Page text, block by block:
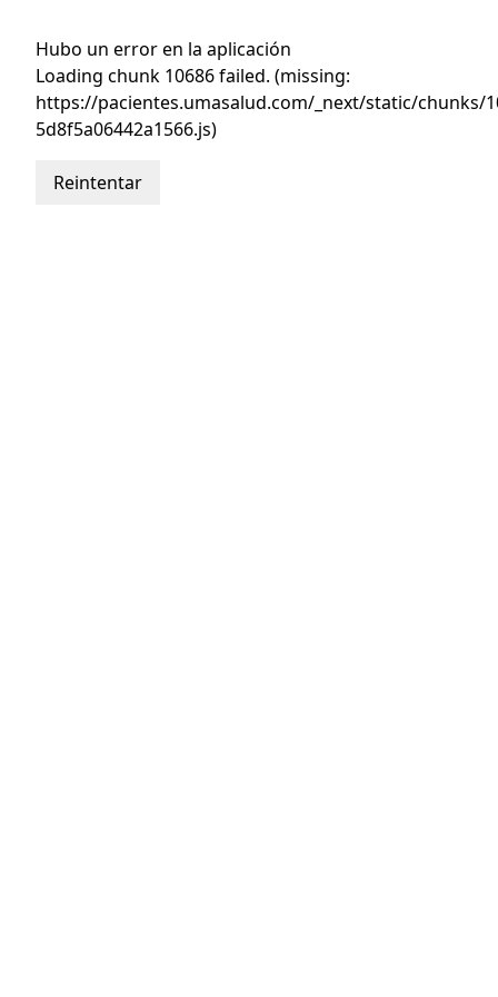
Hubo un error en la aplicación
Loading chunk 10686 failed. (missing:
https://pacientes.umasalud.com/_next/static/chunks/
5d8f5a06442a1566.js)
Reintentar